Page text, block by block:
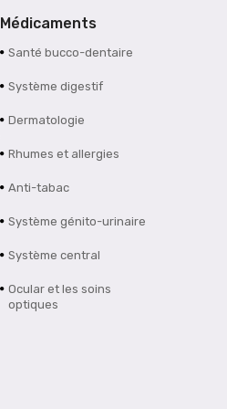
Médicaments
Santé bucco-dentaire
Système digestif
Dermatologie
Rhumes et allergies
Anti-tabac
Système génito-urinaire
Système central
Ocular et les soins
optiques